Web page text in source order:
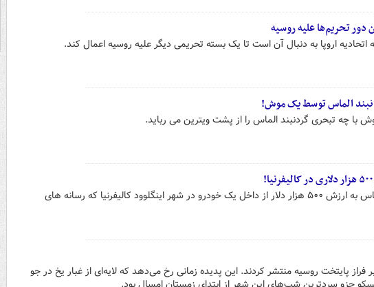
دور تحریم‌ها علیه روسیه
اتحادیه اروپا به دنبال آن است تا یک بسته تحریمی دیگر علیه روسیه اعمال کند.
الماس توسط یک موش!
با چه تبحری گردنبند الماس را از پشت ویترین می رباید.
ویدئویی از لحظه سرقت یک الماس به ارزش ۵۰۰ هزار دلار از داخل یک خودرو در شهر اینگلوود کالیفرنیا که رسانه های
پایتخت روسیه منتشر کردند. این پدیده زمانی رخ می‌دهد که لایه‌ای از غبار یخ در جو